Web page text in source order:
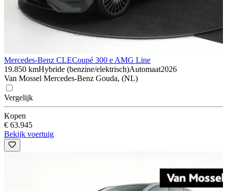
Mercedes-Benz CLECoupé 300 e AMG Line
19.850 kmHybride (benzine/elektrisch)Automaat2026
Van Mossel Mercedes-Benz Gouda, (NL)
Vergelijk
Kopen
€ 63.945
Bekijk voertuig